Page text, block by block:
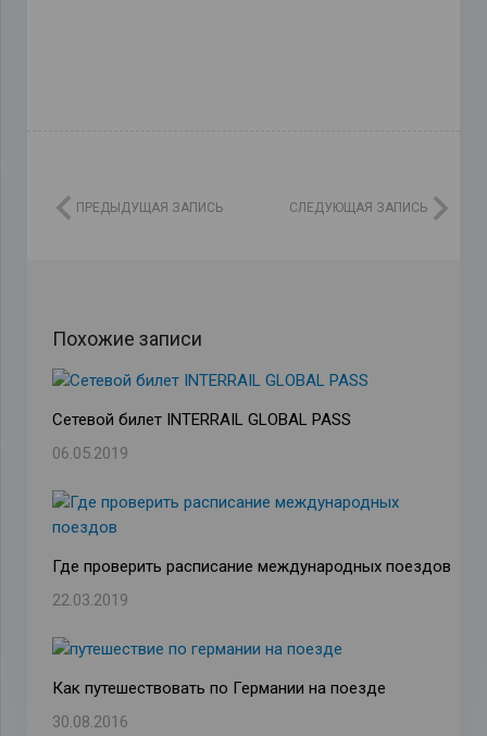
ПРЕДЫДУЩАЯ ЗАПИСЬ СЛЕДУЮЩАЯ ЗАПИСЬ
Похожие записи
Cетевой билет INTERRAIL GLOBAL PASS
06.05.2019
Где проверить расписание международных поездов
22.03.2019
Как путешествовать по Германии на поезде
30.08.2016